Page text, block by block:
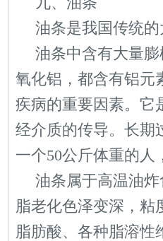
油条是我国传统
油条中含有大量
氧化铝，都含有铝元
疾病的重要因素。它
经介质的传导。长期
一个50公斤体重的人
油条属于高温油
脂老化色泽变深，粘
脂肪酸、各种脂溶性